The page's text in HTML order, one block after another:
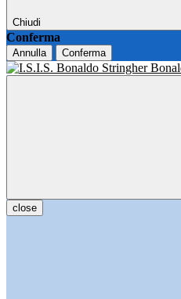
Chiudi
Conferma
Annulla Conferma
close